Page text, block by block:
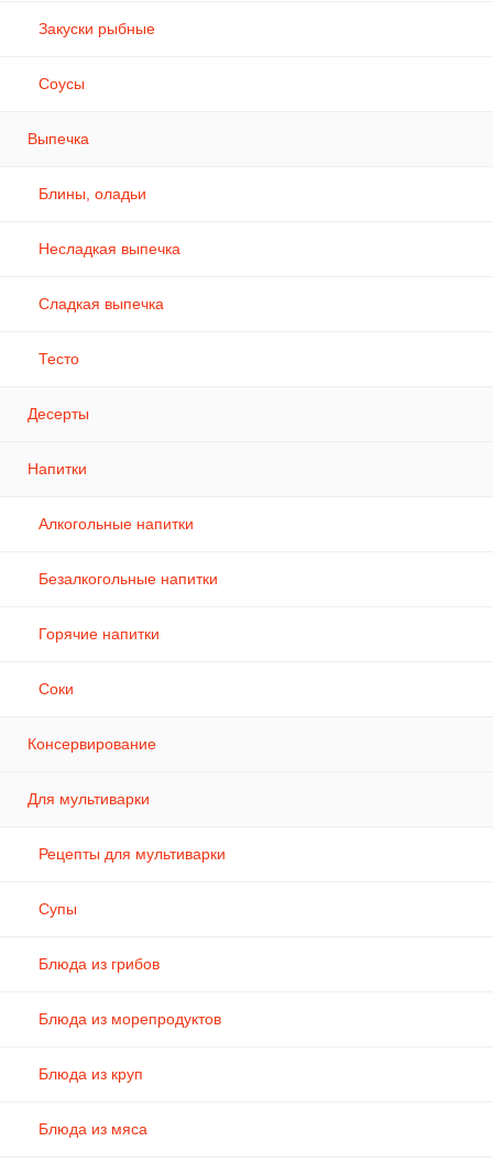
Закуски рыбные
Соусы
Выпечка
Блины, оладьи
Несладкая выпечка
Сладкая выпечка
Тесто
Десерты
Напитки
Алкогольные напитки
Безалкогольные напитки
Горячие напитки
Соки
Консервирование
Для мультиварки
Рецепты для мультиварки
Супы
Блюда из грибов
Блюда из морепродуктов
Блюда из круп
Блюда из мяса